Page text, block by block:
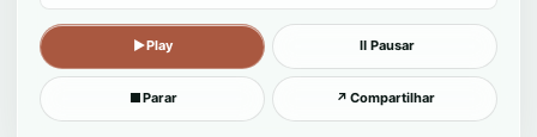
▶Play Ⅱ Pausar
■Parar ↗ Compartilhar